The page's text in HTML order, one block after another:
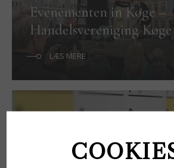
Evenementen in Køge –
Handelsvereniging Køge
LÆS MERE